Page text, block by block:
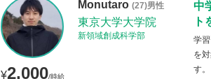
¥2,000/時給
Monutaro (27)男性
東京大学大学院
新領域創成科学部
中
ト
学
を
す
日曜日